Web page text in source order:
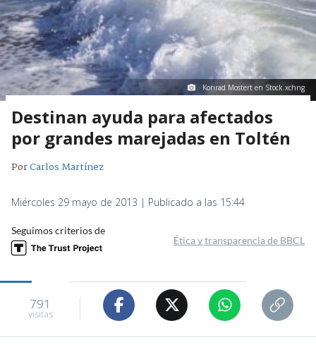
Konrad Mostert en Stock.xchng
Destinan ayuda para afectados
por grandes marejadas en Toltén
PorCarlos Martínez
Miércoles 29 mayo de 2013 | Publicado a las 15:44
Seguimos criterios de
Ética y transparencia de BBCL
791
visitas